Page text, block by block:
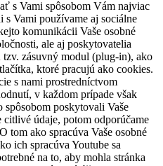
s Vami spôsobom Vám najviac
Vami používame aj sociálne
komunikácii Vaše osobné
ale aj poskytovatelia
zásuvný modul (plug-in), ako
ktoré pracujú ako cookies.
s nami prostredníctvom
v každom prípade však
spôsobom poskytovali Vaše
údaje, potom odporúčame
tom ako spracúva Vaše osobné
ich spracúva Youtube sa
na to, aby mohla stránka